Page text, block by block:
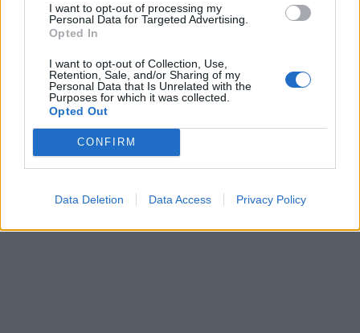
I want to opt-out of processing my
Personal Data for Targeted Advertising.
Opted In
I want to opt-out of Collection, Use,
Retention, Sale, and/or Sharing of my
Personal Data that Is Unrelated with the
Purposes for which it was collected.
Opted Out
CONFIRM
Data Deletion Data Access Privacy Policy